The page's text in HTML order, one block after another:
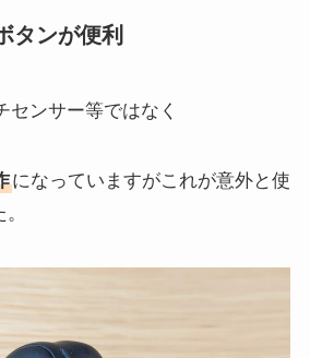
タンが便利
センサー等ではなく
になっていますがこれが意外と使